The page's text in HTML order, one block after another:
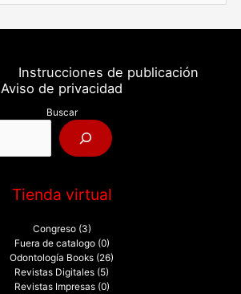
Instrucciones de publicación
Aviso de privacidad
Buscar
Tienda virtual
Congreso (3)
Fuera de catalogo (0)
Odontología Books (26)
Revistas Digitales (5)
Revistas Impresas (0)